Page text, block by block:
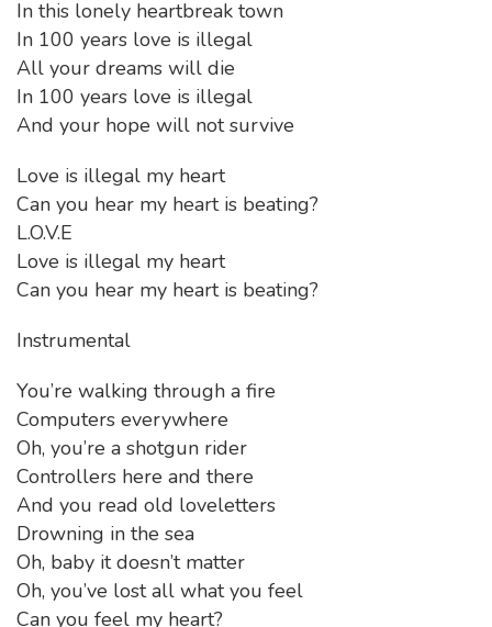
In this lonely heartbreak town
In 100 years love is illegal
All your dreams will die
In 100 years love is illegal
And your hope will not survive
Love is illegal my heart
Can you hear my heart is beating?
L.O.V.E
Love is illegal my heart
Can you hear my heart is beating?
Instrumental
You’re walking through a fire
Computers everywhere
Oh, you’re a shotgun rider
Controllers here and there
And you read old loveletters
Drowning in the sea
Oh, baby it doesn’t matter
Oh, you’ve lost all what you feel
Can you feel my heart?